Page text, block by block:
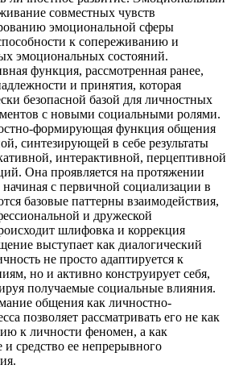
совместных чувств
эмоциональной сферы
к сопереживанию и
эмоциональных состояний.
функция, рассмотренная ранее,
и принятия, которая
безопасной базой для личностных
с новыми социальными ролями.
формирующая функция общения
синтезирующей в себе результаты
интерактивной, перцептивной
Она проявляется на протяжении
с первичной социализации в
базовые паттерны взаимодействия,
и дружеской
шлифовка и коррекция
выступает как диалогический
не просто адаптируется к
но и активно конструирует себя,
получаемые социальные влияния.
общения как личностно-
позволяет рассматривать его не как
к личности феномен, а как
средство ее непрерывного